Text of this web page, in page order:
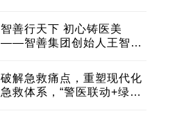
智善行天下 初心铸医美
——智善集团创始人王智带
建医美产业良性生态圈
破解急救痛点，重塑现代化
急救体系，“警医联动+绿波